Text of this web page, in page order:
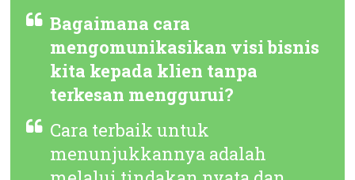
Bagaimana cara
mengomunikasikan visi bisnis
kita kepada klien tanpa
terkesan menggurui?
Cara terbaik untuk
menunjukkannya adalah